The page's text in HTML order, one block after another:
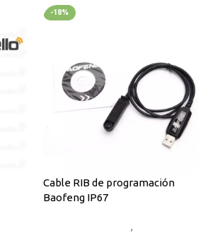
-18%
Cable RIB de programación
Baofeng IP67
,